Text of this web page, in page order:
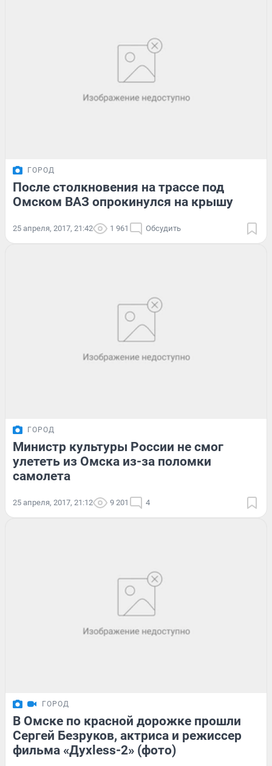
ГОРОД
После столкновения на трассе под
Омском ВАЗ опрокинулся на крышу
25 апреля, 2017, 21:42 1 961 Обсудить
ГОРОД
Министр культуры России не смог
улететь из Омска из-за поломки
самолета
25 апреля, 2017, 21:12 9 201 4
ГОРОД
В Омске по красной дорожке прошли
Сергей Безруков, актриса и режиссер
фильма «Духless-2» (фото)